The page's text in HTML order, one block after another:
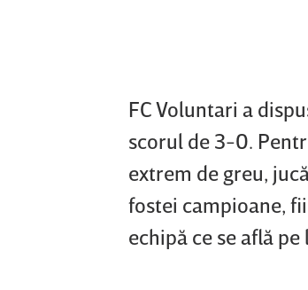
FC Voluntari a
scorul de 3-0.
extrem de greu,
fostei campioane,
echipă ce se află